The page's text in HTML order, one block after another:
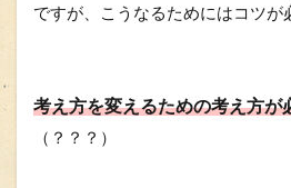
ですが、こうなるためにはコツが
考え方を変えるための考え方が
（？？？）